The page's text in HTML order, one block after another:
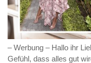
– Werbung – Hallo ihr
Gefühl, dass alles gut